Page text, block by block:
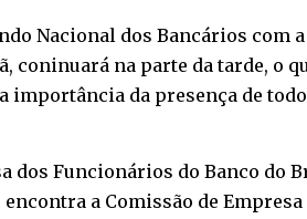
Nacional dos Bancários com
coninuará na parte da tarde, o
importância da presença de
dos Funcionários do Banco do
encontra a Comissão de